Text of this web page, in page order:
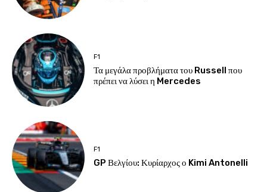
F1
Τα μεγάλα προβλήματα του Russell που
πρέπει να λύσει η Mercedes
F1
GP Βελγίου: Κυρίαρχος ο Kimi Antonelli